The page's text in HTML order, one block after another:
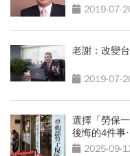
2019-07-
老謝：改變
2019-07-
選擇「勞保
後悔的4件事
2025-09-